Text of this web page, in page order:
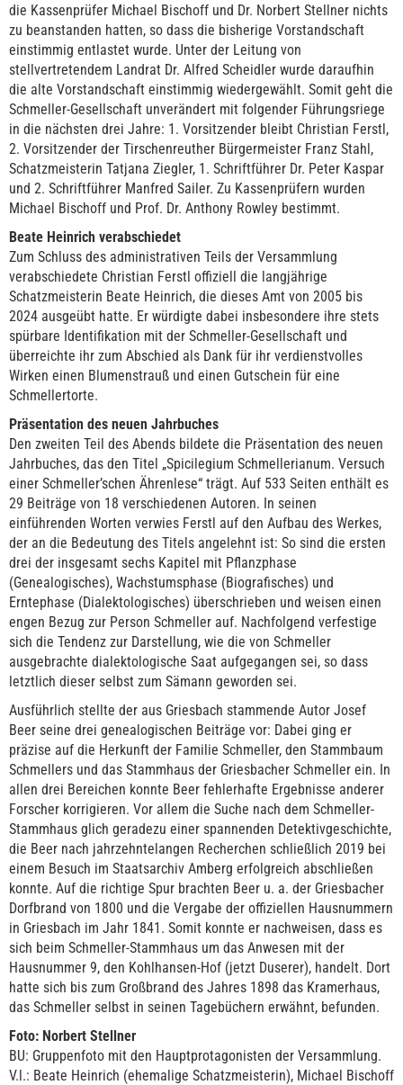
die Kassenprüfer Michael Bischoff und Dr. Norbert Stellner nichts
zu beanstanden hatten, so dass die bisherige Vorstandschaft
einstimmig entlastet wurde. Unter der Leitung von
stellvertretendem Landrat Dr. Alfred Scheidler wurde daraufhin
die alte Vorstandschaft einstimmig wiedergewählt. Somit geht die
Schmeller-Gesellschaft unverändert mit folgender Führungsriege
in die nächsten drei Jahre: 1. Vorsitzender bleibt Christian Ferstl,
2. Vorsitzender der Tirschenreuther Bürgermeister Franz Stahl,
Schatzmeisterin Tatjana Ziegler, 1. Schriftführer Dr. Peter Kaspar
und 2. Schriftführer Manfred Sailer. Zu Kassenprüfern wurden
Michael Bischoff und Prof. Dr. Anthony Rowley bestimmt.
Beate Heinrich verabschiedet
Zum Schluss des administrativen Teils der Versammlung
verabschiedete Christian Ferstl offiziell die langjährige
Schatzmeisterin Beate Heinrich, die dieses Amt von 2005 bis
2024 ausgeübt hatte. Er würdigte dabei insbesondere ihre stets
spürbare Identifikation mit der Schmeller-Gesellschaft und
überreichte ihr zum Abschied als Dank für ihr verdienstvolles
Wirken einen Blumenstrauß und einen Gutschein für eine
Schmellertorte.
Präsentation des neuen Jahrbuches
Den zweiten Teil des Abends bildete die Präsentation des neuen
Jahrbuches, das den Titel „Spicilegium Schmellerianum. Versuch
einer Schmeller’schen Ährenlese“ trägt. Auf 533 Seiten enthält es
29 Beiträge von 18 verschiedenen Autoren. In seinen
einführenden Worten verwies Ferstl auf den Aufbau des Werkes,
der an die Bedeutung des Titels angelehnt ist: So sind die ersten
drei der insgesamt sechs Kapitel mit Pflanzphase
(Genealogisches), Wachstumsphase (Biografisches) und
Erntephase (Dialektologisches) überschrieben und weisen einen
engen Bezug zur Person Schmeller auf. Nachfolgend verfestige
sich die Tendenz zur Darstellung, wie die von Schmeller
ausgebrachte dialektologische Saat aufgegangen sei, so dass
letztlich dieser selbst zum Sämann geworden sei.
Ausführlich stellte der aus Griesbach stammende Autor Josef
Beer seine drei genealogischen Beiträge vor: Dabei ging er
präzise auf die Herkunft der Familie Schmeller, den Stammbaum
Schmellers und das Stammhaus der Griesbacher Schmeller ein. In
allen drei Bereichen konnte Beer fehlerhafte Ergebnisse anderer
Forscher korrigieren. Vor allem die Suche nach dem Schmeller-
Stammhaus glich geradezu einer spannenden Detektivgeschichte,
die Beer nach jahrzehntelangen Recherchen schließlich 2019 bei
einem Besuch im Staatsarchiv Amberg erfolgreich abschließen
konnte. Auf die richtige Spur brachten Beer u. a. der Griesbacher
Dorfbrand von 1800 und die Vergabe der offiziellen Hausnummern
in Griesbach im Jahr 1841. Somit konnte er nachweisen, dass es
sich beim Schmeller-Stammhaus um das Anwesen mit der
Hausnummer 9, den Kohlhansen-Hof (jetzt Duserer), handelt. Dort
hatte sich bis zum Großbrand des Jahres 1898 das Kramerhaus,
das Schmeller selbst in seinen Tagebüchern erwähnt, befunden.
Foto: Norbert Stellner
BU: Gruppenfoto mit den Hauptprotagonisten der Versammlung.
V.l.: Beate Heinrich (ehemalige Schatzmeisterin), Michael Bischoff